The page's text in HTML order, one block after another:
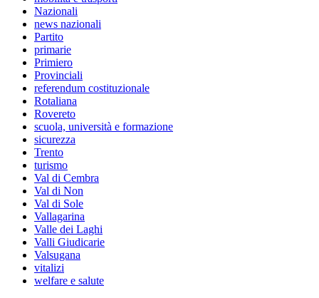
Nazionali
news nazionali
Partito
primarie
Primiero
Provinciali
referendum costituzionale
Rotaliana
Rovereto
scuola, università e formazione
sicurezza
Trento
turismo
Val di Cembra
Val di Non
Val di Sole
Vallagarina
Valle dei Laghi
Valli Giudicarie
Valsugana
vitalizi
welfare e salute